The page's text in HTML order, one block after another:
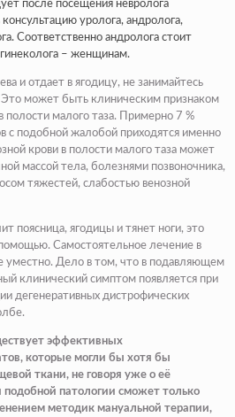
после посещения невролога
уролога, андролога,
Соответственно андролога стоит
– женщинам.
и отдает в ягодицу, не занимайтесь
может быть клиническим признаком
малого таза. Примерно 7 %
с подобной жалобой приходятся именно
крови в полости малого таза может
массой тела, болезнями позвоночника,
тяжестей, слабостью венозной
поясница, ягодицы и тянет ноги, это
Самостоятельное лечение в
уместно. Дело в том, что в подавляющем
клинический симптом появляется при
дегенеративных дистрофических
эффективных
которые могли бы хотя бы
ткани, не говоря уже о её
подобной патологии сможет только
методик мануальной терапии,